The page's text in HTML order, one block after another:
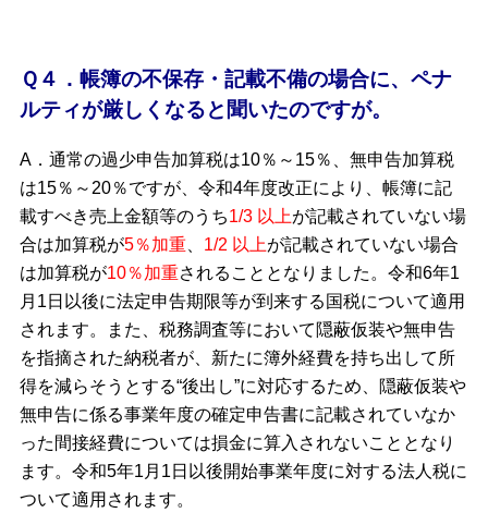
Ｑ４．帳簿の不保存・記載不備の場合に、ペナ
ルティが厳しくなると聞いたのですが。
A．通常の過少申告加算税は10％～15％、無申告加算税
は15％～20％ですが、令和4年度改正により、帳簿に記
載すべき売上金額等のうち1/3 以上が記載されていない場
合は加算税が5％加重、 1/2 以上が記載されていない場合
は加算税が10％加重されることとなりました。令和6年1
月1日以後に法定申告期限等が到来する国税について適用
されます。また、税務調査等において隠蔽仮装や無申告
を指摘された納税者が、新たに簿外経費を持ち出して所
得を減らそうとする“後出し”に対応するため、隠蔽仮装や
無申告に係る事業年度の確定申告書に記載されていなか
った間接経費については損金に算入されないこととなり
ます。令和5年1月1日以後開始事業年度に対する法人税に
ついて適用されます。